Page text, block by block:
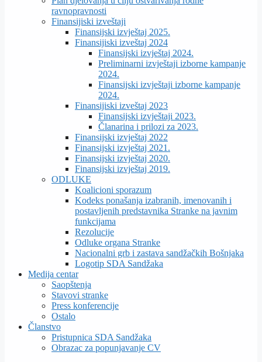
ravnopravnosti
Finansijiski izveštaji
Finansijski izvještaj 2025.
Finansijiski izveštaj 2024
Finansijski izvještaj 2024.
Preliminarni izvještaji izborne kampanje
2024.
Finansijski izvještaji izborne kampanje
2024.
Finansijiski izveštaj 2023
Finansijski izvještaji 2023.
Članarina i prilozi za 2023.
Finansijski izvještaj 2022
Finansijski izvještaj 2021.
Finansijski izvještaj 2020.
Finansijski izvještaj 2019.
ODLUKE
Koalicioni sporazum
Kodeks ponašanja izabranih, imenovanih i
postavljenih predstavnika Stranke na javnim
funkcijama
Rezolucije
Odluke organa Stranke
Nacionalni grb i zastava sandžačkih Bošnjaka
Logotip SDA Sandžaka
Medija centar
Saopštenja
Stavovi stranke
Press konferencije
Ostalo
Članstvo
Pristupnica SDA Sandžaka
Obrazac za popunjavanje CV